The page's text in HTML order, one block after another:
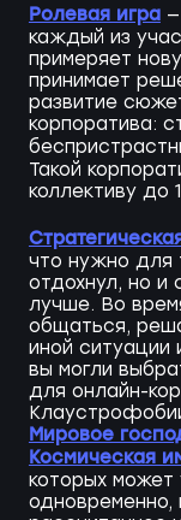
Ролевая игра—
каждый из
примеряет
принимает
развитие
корпоратива:
Такой
коллективу до
что нужно для
отдохнул, но и
лучше. Во
общаться,
иной
вы могли
для онлайн-
Мировое
Космическая
которых может
одновременно,